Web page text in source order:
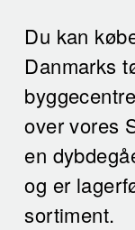
Du kan
Danmarks
over vores
en
og er
sortiment.